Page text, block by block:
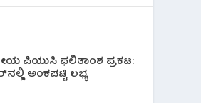
ಪಿಯುಸಿ ಫಲಿತಾಂಶ ಪ್ರಕಟ:
ಅಂಕಪಟ್ಟಿ ಲಭ್ಯ